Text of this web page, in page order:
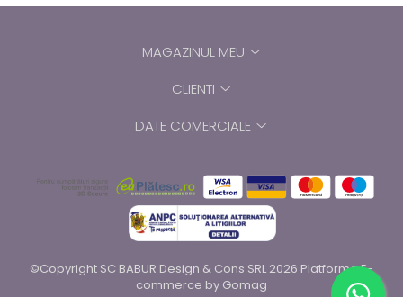
MAGAZINUL MEU
CLIENTI
DATE COMERCIALE
©Copyright SC BABUR Design & Cons SRL 2026 Platforma E-
commerce by Gomag